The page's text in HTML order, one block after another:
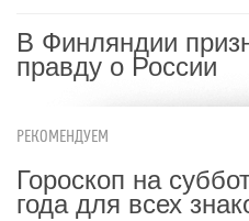
В Финляндии
правду о России
РЕКОМЕНДУЕМ
Гороскоп на
года для всех